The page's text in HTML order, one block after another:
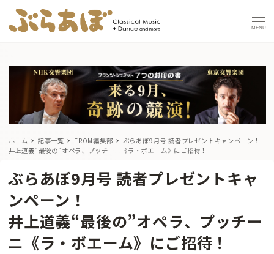
MENU
ホーム 記事一覧 FROM編集部
ぶらあぼ9月号 読者プレゼントキャンペーン！
井上道義“最後の”オペラ、プッチーニ《ラ・ボエーム》にご招待！
ぶらあぼ9月号 読者プレゼントキャ
ンペーン！
井上道義“最後の”オペラ、プッチー
ニ《ラ・ボエーム》にご招待！